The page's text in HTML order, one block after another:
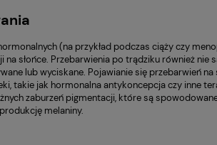
(na przykład podczas ciąży czy
słońce. Przebarwienia po trądziku również nie
lub wyciskane. Pojawianie się przebarwień
takie jak hormonalna antykoncepcja czy inne
zaburzeń pigmentacji, które są
melaniny.